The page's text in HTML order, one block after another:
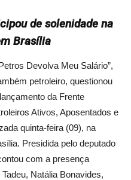
de solenidade na
Brasília
Devolva Meu Salário”,
petroleiro, questionou
da Frente
Ativos, Aposentados e
quinta-feira (09), na
Presidida pelo deputado
com a presença
Natália Bonavides,